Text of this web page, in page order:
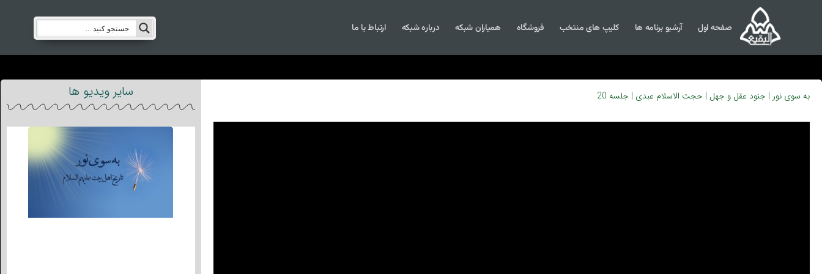
صفحه اول آرشیو برنامه ها کلیپ های منتخب فروشگاه همیاران شبکه درباره شبکه ارتباط با ما
به سوی نور | جنود عقل و جهل | حجت الاسلام عبدی | جلسه 20 سایر ویدیو ها